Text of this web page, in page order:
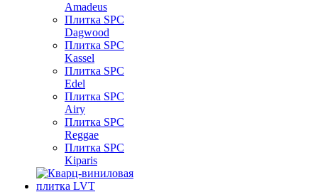
Amadeus
Плитка SPC
Dagwood
Плитка SPC
Kassel
Плитка SPC
Edel
Плитка SPC
Airy
Плитка SPC
Reggae
Плитка SPC
Kiparis